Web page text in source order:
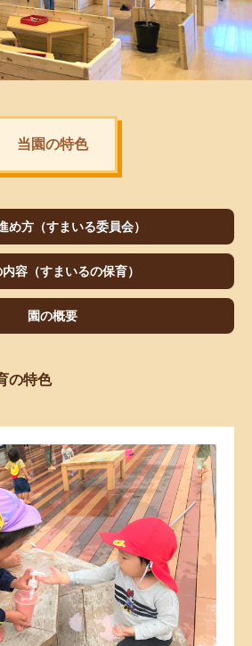
当園の特⾊
め方（すまいる委員会）
容（すまいるの保育）
園の概要
の特色